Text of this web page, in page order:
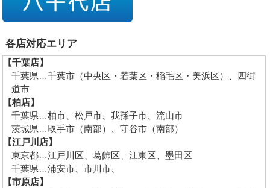
各店対応エリア
【千葉店】
千葉県…千葉市（中央区・若葉区・稲毛区・美浜区）、四街
道市
【柏店】
千葉県…柏市、松戸市、我孫子市、流山市
茨城県…取手市（南部）、守谷市（南部）
【江戸川店】
東京都…江戸川区、葛飾区、江東区、墨田区
千葉県…浦安市、市川市、
【市原店】